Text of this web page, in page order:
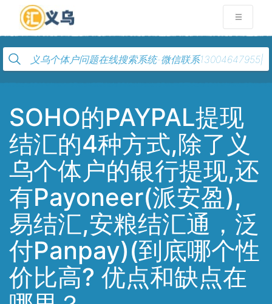
SOHO的PAYPAL提现
结汇的4种方式,除了义
乌个体户的银行提现,还
有Payoneer(派安盈),
易结汇,安粮结汇通，泛
付Panpay)(到底哪个性
价比高? 优点和缺点在